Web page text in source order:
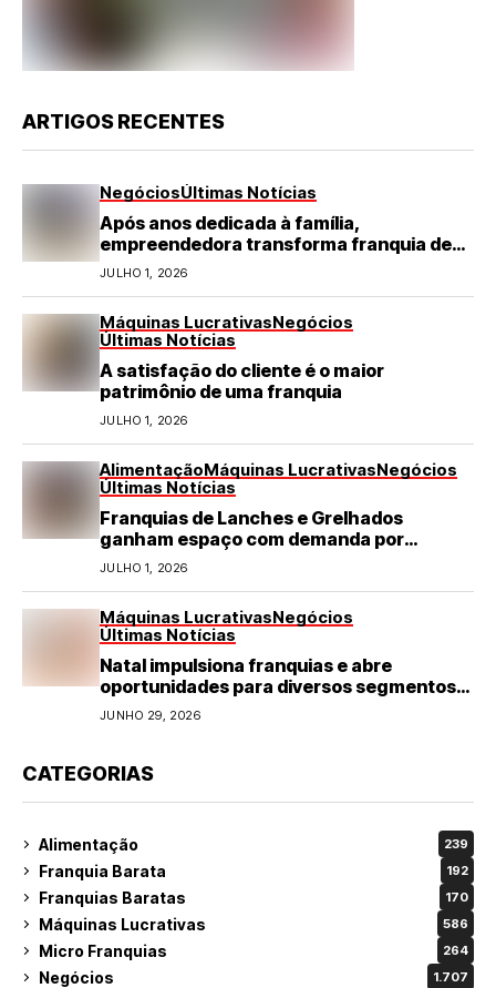
ARTIGOS RECENTES
NegóciosÚltimas Notícias
Após anos dedicada à família,
empreendedora transforma franquia de
turismo em negócio de destaque no RN
JULHO 1, 2026
Máquinas LucrativasNegócios
Últimas Notícias
A satisfação do cliente é o maior
patrimônio de uma franquia
JULHO 1, 2026
AlimentaçãoMáquinas LucrativasNegócios
Últimas Notícias
Franquias de Lanches e Grelhados
ganham espaço com demanda por
refeições rápidas e de qualidade
JULHO 1, 2026
Máquinas LucrativasNegócios
Últimas Notícias
Natal impulsiona franquias e abre
oportunidades para diversos segmentos
do varejo
JUNHO 29, 2026
CATEGORIAS
Alimentação 239
Franquia Barata 192
Franquias Baratas 170
Máquinas Lucrativas 586
Micro Franquias 264
Negócios 1.707